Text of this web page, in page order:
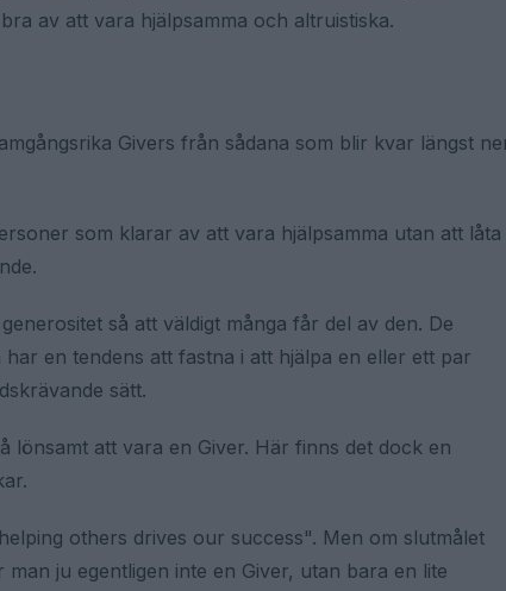
av att vara hjälpsamma och altruistiska.
Givers från sådana som blir kvar längst
som klarar av att vara hjälpsamma utan att låta
så att väldigt många får del av den. De
en tendens att fastna i att hjälpa en eller ett par
sätt.
lönsamt att vara en Giver. Här finns det dock en
others drives our success". Men om slutmålet
ju egentligen inte en Giver, utan bara en lite